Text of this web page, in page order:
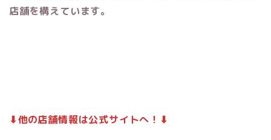
店舗を構えています。
⬇︎他の店舗情報は公式サイトへ！⬇︎